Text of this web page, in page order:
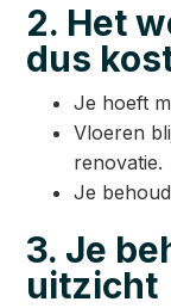
2. Het
dus
Je hoeft
Vloeren
renovatie.
Je
3. Je
uitzicht